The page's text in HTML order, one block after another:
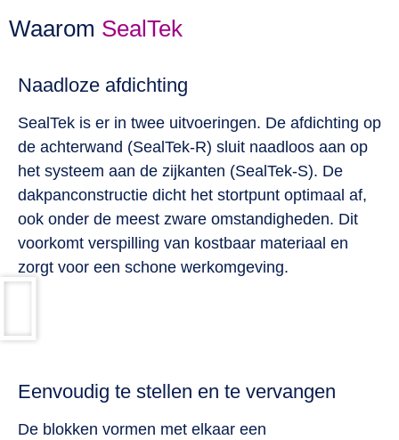
Waarom SealTek
Naadloze afdichting
SealTek is er in twee uitvoeringen. De afdichting op
de achterwand (SealTek-R) sluit naadloos aan op
het systeem aan de zijkanten (SealTek-S). De
dakpanconstructie dicht het stortpunt optimaal af,
ook onder de meest zware omstandigheden. Dit
voorkomt verspilling van kostbaar materiaal en
zorgt voor een schone werkomgeving.
Eenvoudig te stellen en te vervangen
De blokken vormen met elkaar een